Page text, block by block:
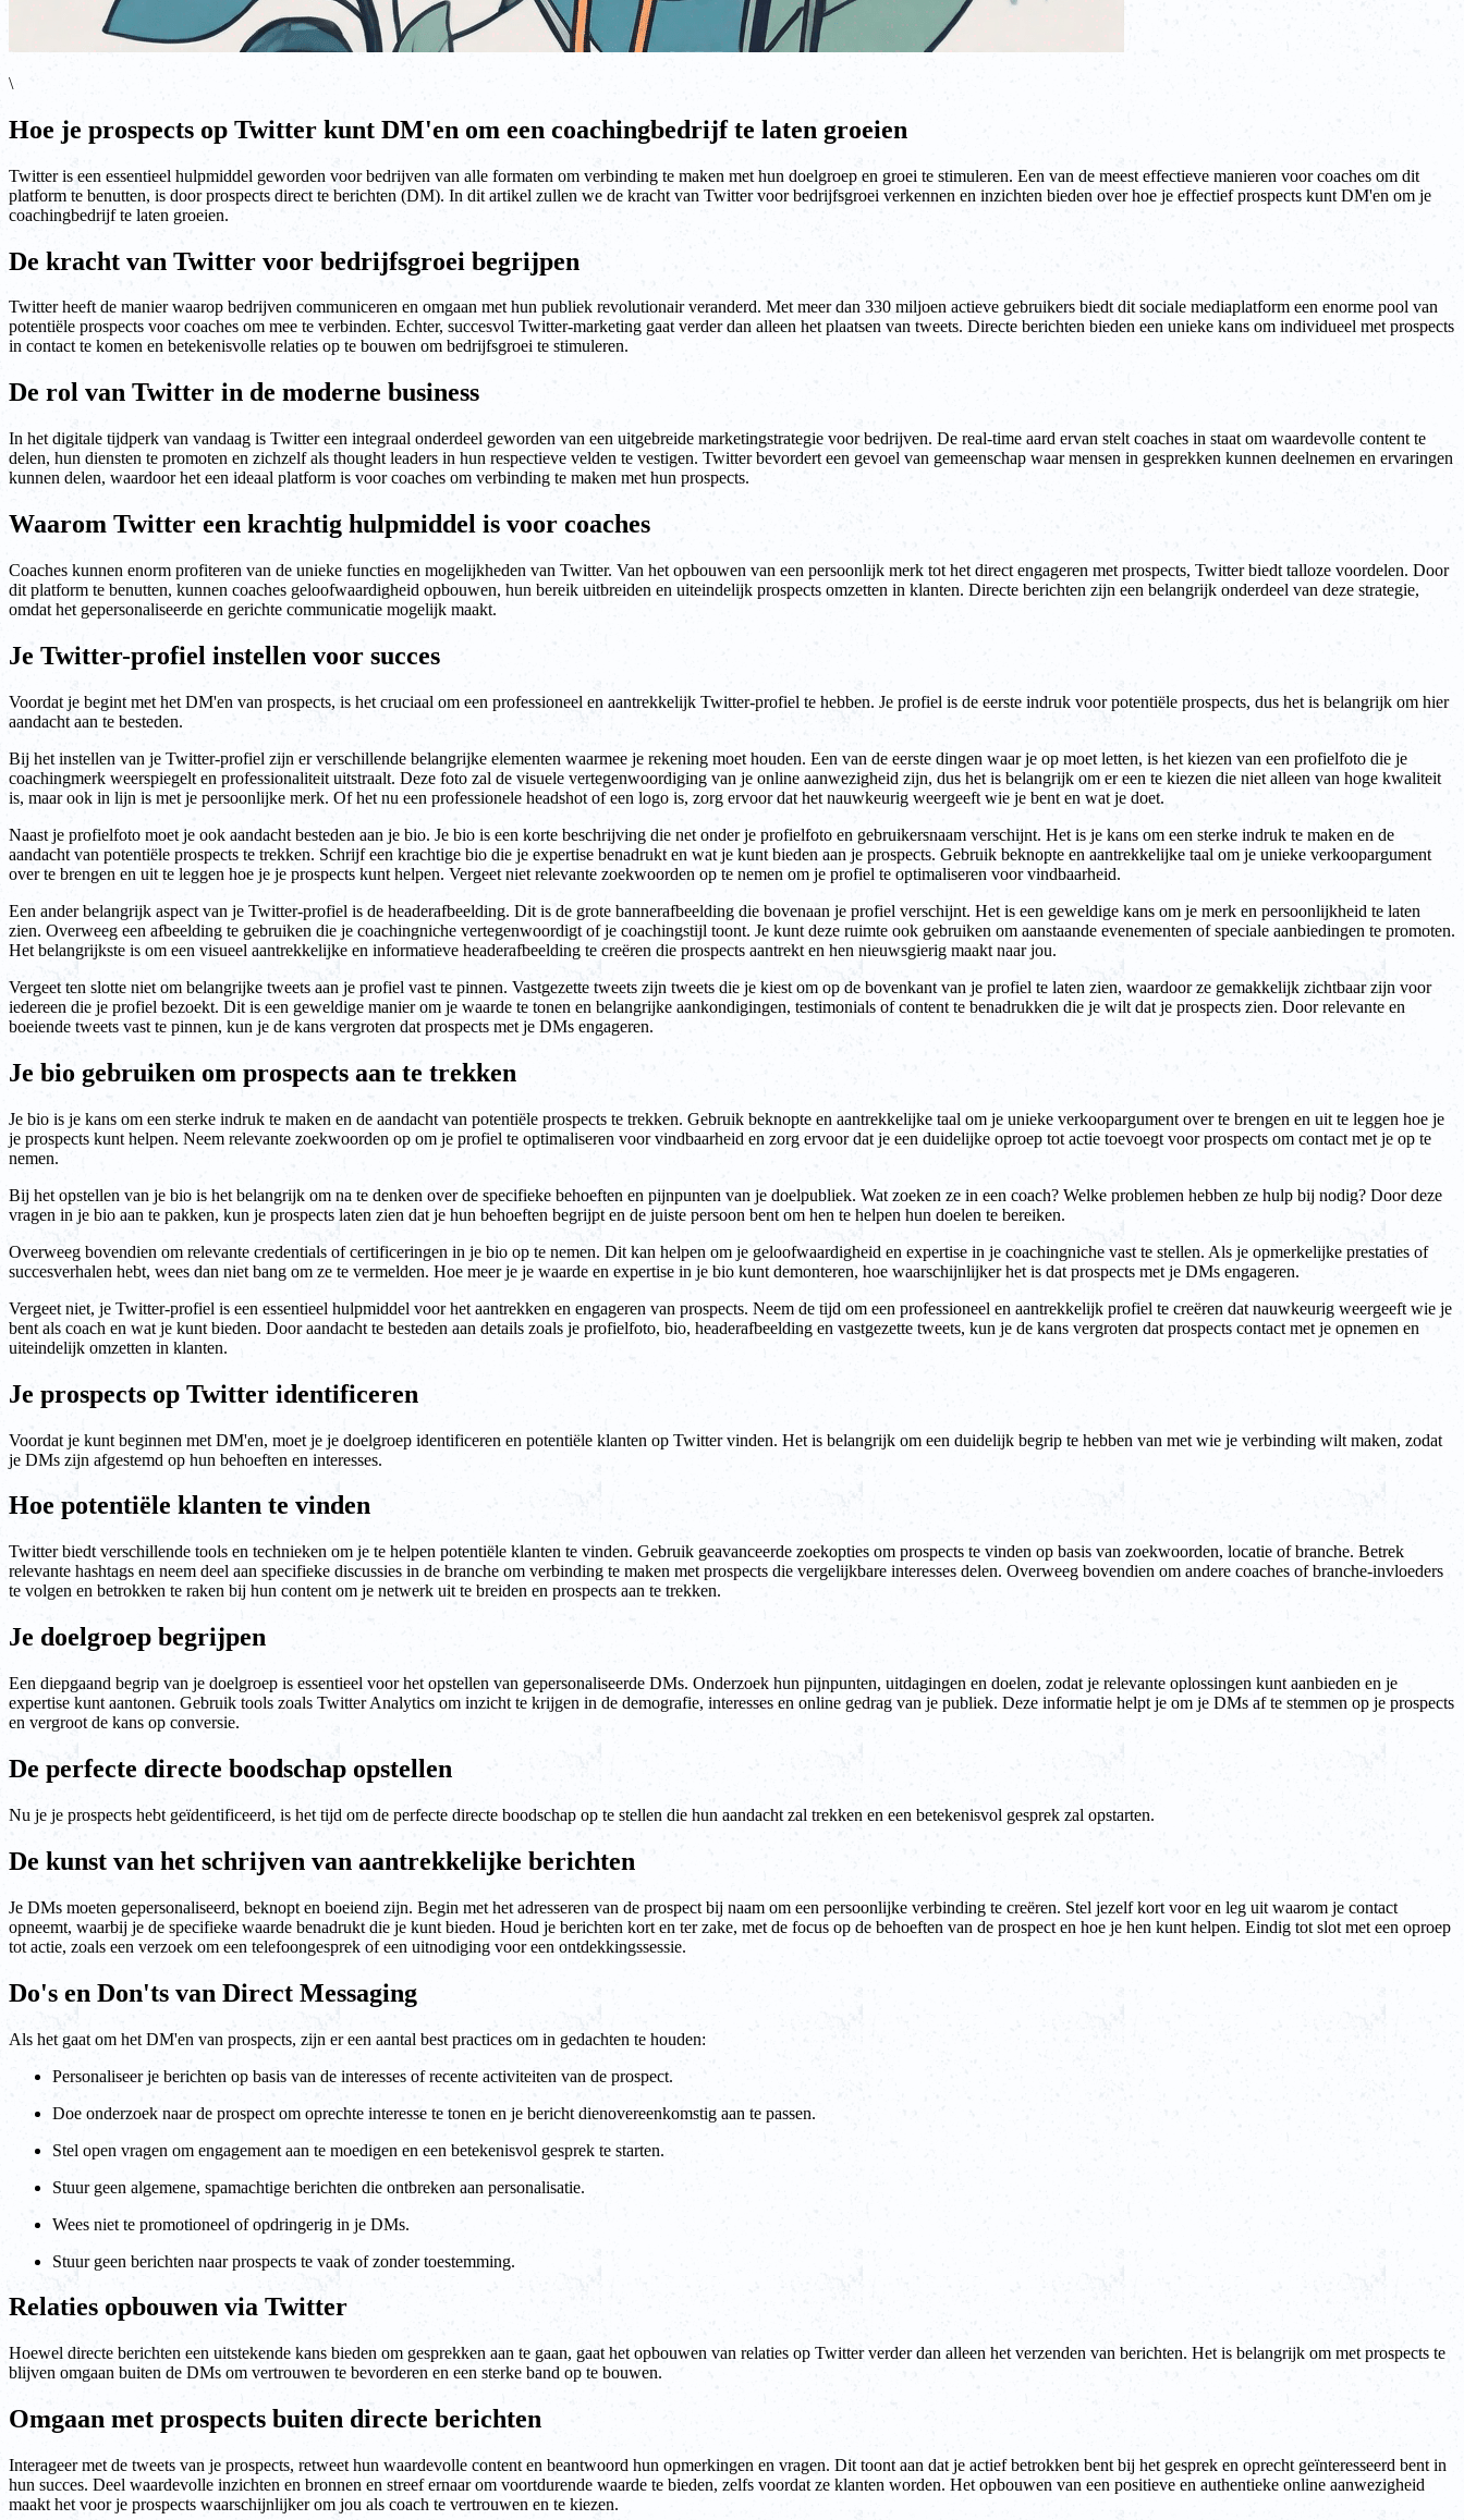
\
Hoe je prospects op Twitter kunt DM'en om een coachingbedrijf te laten groeien
Twitter is een essentieel hulpmiddel geworden voor bedrijven van alle formaten om verbinding te maken met hun doelgroep en groei te stimuleren. Een van de meest effectieve manieren voor coaches om dit
platform te benutten, is door prospects direct te berichten (DM). In dit artikel zullen we de kracht van Twitter voor bedrijfsgroei verkennen en inzichten bieden over hoe je effectief prospects kunt DM'en om je
coachingbedrijf te laten groeien.
De kracht van Twitter voor bedrijfsgroei begrijpen
Twitter heeft de manier waarop bedrijven communiceren en omgaan met hun publiek revolutionair veranderd. Met meer dan 330 miljoen actieve gebruikers biedt dit sociale mediaplatform een enorme pool van
potentiële prospects voor coaches om mee te verbinden. Echter, succesvol Twitter-marketing gaat verder dan alleen het plaatsen van tweets. Directe berichten bieden een unieke kans om individueel met prospects
in contact te komen en betekenisvolle relaties op te bouwen om bedrijfsgroei te stimuleren.
De rol van Twitter in de moderne business
In het digitale tijdperk van vandaag is Twitter een integraal onderdeel geworden van een uitgebreide marketingstrategie voor bedrijven. De real-time aard ervan stelt coaches in staat om waardevolle content te
delen, hun diensten te promoten en zichzelf als thought leaders in hun respectieve velden te vestigen. Twitter bevordert een gevoel van gemeenschap waar mensen in gesprekken kunnen deelnemen en ervaringen
kunnen delen, waardoor het een ideaal platform is voor coaches om verbinding te maken met hun prospects.
Waarom Twitter een krachtig hulpmiddel is voor coaches
Coaches kunnen enorm profiteren van de unieke functies en mogelijkheden van Twitter. Van het opbouwen van een persoonlijk merk tot het direct engageren met prospects, Twitter biedt talloze voordelen. Door
dit platform te benutten, kunnen coaches geloofwaardigheid opbouwen, hun bereik uitbreiden en uiteindelijk prospects omzetten in klanten. Directe berichten zijn een belangrijk onderdeel van deze strategie,
omdat het gepersonaliseerde en gerichte communicatie mogelijk maakt.
Je Twitter-profiel instellen voor succes
Voordat je begint met het DM'en van prospects, is het cruciaal om een professioneel en aantrekkelijk Twitter-profiel te hebben. Je profiel is de eerste indruk voor potentiële prospects, dus het is belangrijk om hier
aandacht aan te besteden.
Bij het instellen van je Twitter-profiel zijn er verschillende belangrijke elementen waarmee je rekening moet houden. Een van de eerste dingen waar je op moet letten, is het kiezen van een profielfoto die je
coachingmerk weerspiegelt en professionaliteit uitstraalt. Deze foto zal de visuele vertegenwoordiging van je online aanwezigheid zijn, dus het is belangrijk om er een te kiezen die niet alleen van hoge kwaliteit
is, maar ook in lijn is met je persoonlijke merk. Of het nu een professionele headshot of een logo is, zorg ervoor dat het nauwkeurig weergeeft wie je bent en wat je doet.
Naast je profielfoto moet je ook aandacht besteden aan je bio. Je bio is een korte beschrijving die net onder je profielfoto en gebruikersnaam verschijnt. Het is je kans om een sterke indruk te maken en de
aandacht van potentiële prospects te trekken. Schrijf een krachtige bio die je expertise benadrukt en wat je kunt bieden aan je prospects. Gebruik beknopte en aantrekkelijke taal om je unieke verkoopargument
over te brengen en uit te leggen hoe je je prospects kunt helpen. Vergeet niet relevante zoekwoorden op te nemen om je profiel te optimaliseren voor vindbaarheid.
Een ander belangrijk aspect van je Twitter-profiel is de headerafbeelding. Dit is de grote bannerafbeelding die bovenaan je profiel verschijnt. Het is een geweldige kans om je merk en persoonlijkheid te laten
zien. Overweeg een afbeelding te gebruiken die je coachingniche vertegenwoordigt of je coachingstijl toont. Je kunt deze ruimte ook gebruiken om aanstaande evenementen of speciale aanbiedingen te promoten.
Het belangrijkste is om een visueel aantrekkelijke en informatieve headerafbeelding te creëren die prospects aantrekt en hen nieuwsgierig maakt naar jou.
Vergeet ten slotte niet om belangrijke tweets aan je profiel vast te pinnen. Vastgezette tweets zijn tweets die je kiest om op de bovenkant van je profiel te laten zien, waardoor ze gemakkelijk zichtbaar zijn voor
iedereen die je profiel bezoekt. Dit is een geweldige manier om je waarde te tonen en belangrijke aankondigingen, testimonials of content te benadrukken die je wilt dat je prospects zien. Door relevante en
boeiende tweets vast te pinnen, kun je de kans vergroten dat prospects met je DMs engageren.
Je bio gebruiken om prospects aan te trekken
Je bio is je kans om een sterke indruk te maken en de aandacht van potentiële prospects te trekken. Gebruik beknopte en aantrekkelijke taal om je unieke verkoopargument over te brengen en uit te leggen hoe je
je prospects kunt helpen. Neem relevante zoekwoorden op om je profiel te optimaliseren voor vindbaarheid en zorg ervoor dat je een duidelijke oproep tot actie toevoegt voor prospects om contact met je op te
nemen.
Bij het opstellen van je bio is het belangrijk om na te denken over de specifieke behoeften en pijnpunten van je doelpubliek. Wat zoeken ze in een coach? Welke problemen hebben ze hulp bij nodig? Door deze
vragen in je bio aan te pakken, kun je prospects laten zien dat je hun behoeften begrijpt en de juiste persoon bent om hen te helpen hun doelen te bereiken.
Overweeg bovendien om relevante credentials of certificeringen in je bio op te nemen. Dit kan helpen om je geloofwaardigheid en expertise in je coachingniche vast te stellen. Als je opmerkelijke prestaties of
succesverhalen hebt, wees dan niet bang om ze te vermelden. Hoe meer je je waarde en expertise in je bio kunt demonteren, hoe waarschijnlijker het is dat prospects met je DMs engageren.
Vergeet niet, je Twitter-profiel is een essentieel hulpmiddel voor het aantrekken en engageren van prospects. Neem de tijd om een professioneel en aantrekkelijk profiel te creëren dat nauwkeurig weergeeft wie je
bent als coach en wat je kunt bieden. Door aandacht te besteden aan details zoals je profielfoto, bio, headerafbeelding en vastgezette tweets, kun je de kans vergroten dat prospects contact met je opnemen en
uiteindelijk omzetten in klanten.
Je prospects op Twitter identificeren
Voordat je kunt beginnen met DM'en, moet je je doelgroep identificeren en potentiële klanten op Twitter vinden. Het is belangrijk om een duidelijk begrip te hebben van met wie je verbinding wilt maken, zodat
je DMs zijn afgestemd op hun behoeften en interesses.
Hoe potentiële klanten te vinden
Twitter biedt verschillende tools en technieken om je te helpen potentiële klanten te vinden. Gebruik geavanceerde zoekopties om prospects te vinden op basis van zoekwoorden, locatie of branche. Betrek
relevante hashtags en neem deel aan specifieke discussies in de branche om verbinding te maken met prospects die vergelijkbare interesses delen. Overweeg bovendien om andere coaches of branche-invloeders
te volgen en betrokken te raken bij hun content om je netwerk uit te breiden en prospects aan te trekken.
Je doelgroep begrijpen
Een diepgaand begrip van je doelgroep is essentieel voor het opstellen van gepersonaliseerde DMs. Onderzoek hun pijnpunten, uitdagingen en doelen, zodat je relevante oplossingen kunt aanbieden en je
expertise kunt aantonen. Gebruik tools zoals Twitter Analytics om inzicht te krijgen in de demografie, interesses en online gedrag van je publiek. Deze informatie helpt je om je DMs af te stemmen op je prospects
en vergroot de kans op conversie.
De perfecte directe boodschap opstellen
Nu je je prospects hebt geïdentificeerd, is het tijd om de perfecte directe boodschap op te stellen die hun aandacht zal trekken en een betekenisvol gesprek zal opstarten.
De kunst van het schrijven van aantrekkelijke berichten
Je DMs moeten gepersonaliseerd, beknopt en boeiend zijn. Begin met het adresseren van de prospect bij naam om een persoonlijke verbinding te creëren. Stel jezelf kort voor en leg uit waarom je contact
opneemt, waarbij je de specifieke waarde benadrukt die je kunt bieden. Houd je berichten kort en ter zake, met de focus op de behoeften van de prospect en hoe je hen kunt helpen. Eindig tot slot met een oproep
tot actie, zoals een verzoek om een telefoongesprek of een uitnodiging voor een ontdekkingssessie.
Do's en Don'ts van Direct Messaging
Als het gaat om het DM'en van prospects, zijn er een aantal best practices om in gedachten te houden:
Personaliseer je berichten op basis van de interesses of recente activiteiten van de prospect.
Doe onderzoek naar de prospect om oprechte interesse te tonen en je bericht dienovereenkomstig aan te passen.
Stel open vragen om engagement aan te moedigen en een betekenisvol gesprek te starten.
Stuur geen algemene, spamachtige berichten die ontbreken aan personalisatie.
Wees niet te promotioneel of opdringerig in je DMs.
Stuur geen berichten naar prospects te vaak of zonder toestemming.
Relaties opbouwen via Twitter
Hoewel directe berichten een uitstekende kans bieden om gesprekken aan te gaan, gaat het opbouwen van relaties op Twitter verder dan alleen het verzenden van berichten. Het is belangrijk om met prospects te
blijven omgaan buiten de DMs om vertrouwen te bevorderen en een sterke band op te bouwen.
Omgaan met prospects buiten directe berichten
Interageer met de tweets van je prospects, retweet hun waardevolle content en beantwoord hun opmerkingen en vragen. Dit toont aan dat je actief betrokken bent bij het gesprek en oprecht geïnteresseerd bent in
hun succes. Deel waardevolle inzichten en bronnen en streef ernaar om voortdurende waarde te bieden, zelfs voordat ze klanten worden. Het opbouwen van een positieve en authentieke online aanwezigheid
maakt het voor je prospects waarschijnlijker om jou als coach te vertrouwen en te kiezen.